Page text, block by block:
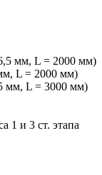
мм, L = 2000 мм)
L = 2000 мм)
мм, L = 3000 мм)
1 и 3 ст. этапа